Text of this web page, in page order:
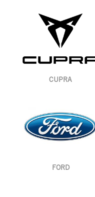
CUPRA
FORD